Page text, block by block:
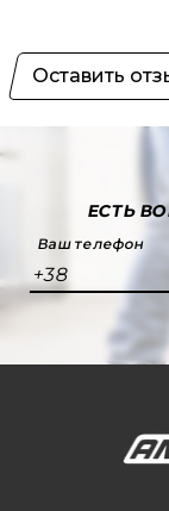
Оставить
ЕСТЬ
Ваш телефон
+38